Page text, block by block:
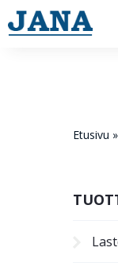
1984
Etusivu »